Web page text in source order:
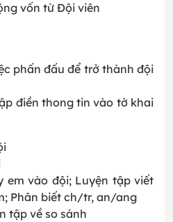
vốn từ Đội viên
phấn đấu để trở thành đội
điền thong tin vào tờ khai
em vào đội; Luyện tập viết
Phân biết ch/tr, an/ang
tập về so sánh